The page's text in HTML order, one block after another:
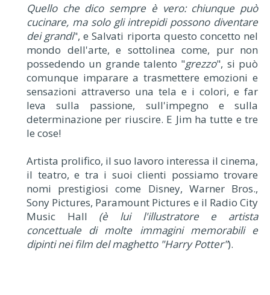
Quello che dico sempre è vero: chiunque può
cucinare, ma solo gli intrepidi possono diventare
dei grandi", e Salvati riporta questo concetto nel
mondo dell'arte, e sottolinea come, pur non
possedendo un grande talento "grezzo", si può
comunque imparare a trasmettere emozioni e
sensazioni attraverso una tela e i colori, e far
leva sulla passione, sull'impegno e sulla
determinazione per riuscire. E Jim ha tutte e tre
le cose!
Artista prolifico, il suo lavoro interessa il cinema,
il teatro, e tra i suoi clienti possiamo trovare
nomi prestigiosi come Disney, Warner Bros.,
Sony Pictures, Paramount Pictures e il Radio City
Music Hall (è lui l'illustratore e artista
concettuale di molte immagini memorabili e
dipinti nei film del maghetto "Harry Potter").